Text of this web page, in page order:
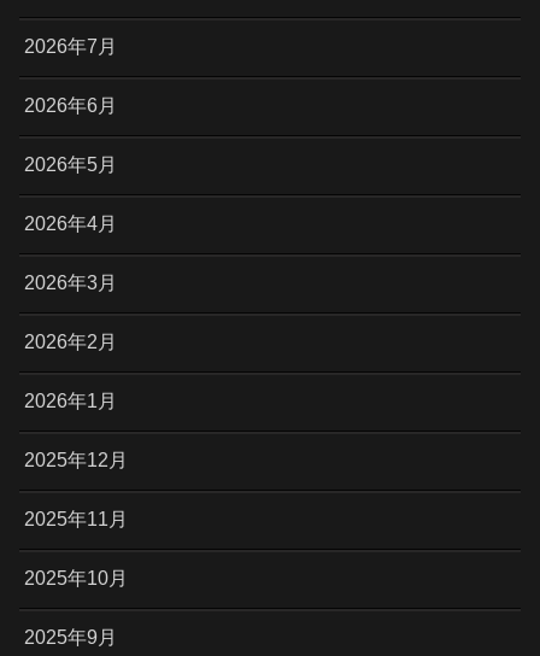
2026年7月
2026年6月
2026年5月
2026年4月
2026年3月
2026年2月
2026年1月
2025年12月
2025年11月
2025年10月
2025年9月